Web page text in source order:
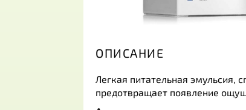
ОПИСАНИЕ
Легкая питательная эмульсия,
предотвращает появление